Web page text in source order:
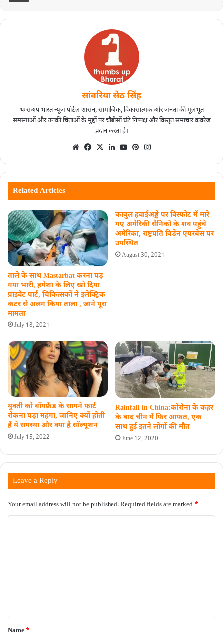
सांवरिया सेठ सिंह
थम्सअप भारत न्यूज पोर्टल शासन, सामाजिक, विकासात्मक और जनता की मूलभूत
समस्याओं और उनकी चिंताओं के मुद्दों पर चौबीसों घंटे निष्पक्ष और विस्तृत समाचार कवरेज
प्रदान करता है।
Related Articles
ताले के साथ Mastarbat करना पड़
गया भारी, हमेशा के लिए खो दिया
प्राइवेट पार्ट, चिकित्सकों ने इलेक्ट्रिक
कटर से अलग किया ताला , जाने पूरा
मामला
July 18, 2021
काबुल हवाईअड्डे पर विस्फोट में मारे
गए अमेरिकी सैनिकों के शव पहुंचे
अमेरिका, राष्ट्रपति बिडेन एयरबेस पर
उपस्थित
August 30, 2021
युवती को बॉयफ्रेंड के सामने फार्ट
रोकना पड़ा महंगा, जानिए क्यों होती
हैं ये समस्या और क्या है सॉल्यूशन
July 15, 2022
Rainfall in China:कोरोना के कहर
के बाद चीन में फिर आफत, एक
साथ हुई इतने लोगों की मौत
June 12, 2020
Leave a Reply
Your email address will not be published.Required fields are marked *
*
Name *